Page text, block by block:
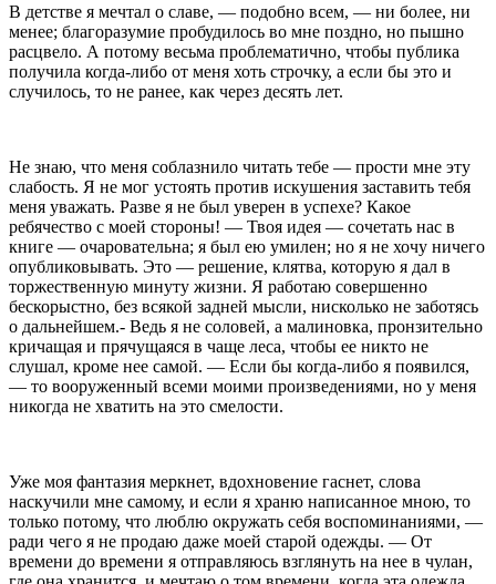
В детстве я мечтал о славе, — подобно всем, — ни более, ни
менее; благоразумие пробудилось во мне поздно, но пышно
расцвело. А потому весьма пробле­матично, чтобы публика
получила когда-либо от меня хоть строчку, а если бы это и
случилось, то не ранее, как через десять лет.
Не знаю, что меня соблазнило читать тебе — прости мне эту
слабость. Я не мог устоять против искушения заставить тебя
меня уважать. Разве я не был уверен в успехе? Какое
ребячество с моей стороны! — Твоя идея — сочетать нас в
книге — очаровательна; я был ею умилен; но я не хочу ничего
опубликовы­вать. Это — решение, клятва, которую я дал в
торжественную минуту жизни. Я работаю совершенно
бескорыстно, без всякой задней мысли, нисколько не заботясь
о дальнейшем.- Ведь я не соловей, а малиновка, пронзительно
кричащая и прячущаяся в чаще леса, чтобы ее никто не
слушал, кроме нее самой. — Если бы когда-либо я появился,
— то вооруженный всеми моими произведениями, но у меня
никогда не хватить на это смелости.
Уже моя фантазия меркнет, вдохновение гаснет, слова
наскучили мне самому, и если я храню написан­ное мною, то
только потому, что люблю окружать себя воспоминаниями, —
ради чего я не продаю даже моей старой одежды. — От
времени до времени я отпра­вляюсь взглянуть на нее в чулан,